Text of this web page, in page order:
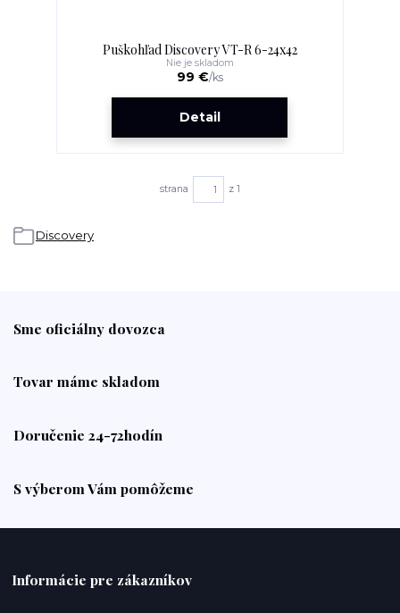
Puškohľad Discovery VT-R 6-24x42
99 €/ks
Nie je skladom
Detail
strana z 1
Discovery
Sme oficiálny dovozca
Tovar máme skladom
Doručenie 24-72hodín
S výberom Vám pomôžeme
Informácie pre zákazníkov